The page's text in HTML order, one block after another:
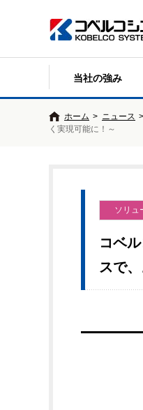
当社の強み
ホーム > ニュース >
く実現可能に！～
ソリュ
コベ
スで